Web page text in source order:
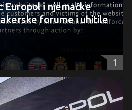
Europol i njemačke
forume i uhitile
1